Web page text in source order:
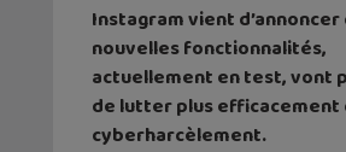
Instagram vient
nouvelles fonctionnalités,
actuellement en test, vont
de lutter plus efficacement
cyberharcèlement.